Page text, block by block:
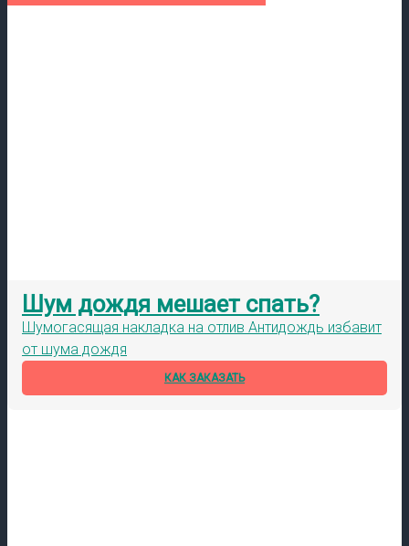
Шум дождя мешает спать?
Шумогасящая накладка на отлив Антидождь избавит
от шума дождя
КАК ЗАКАЗАТЬ